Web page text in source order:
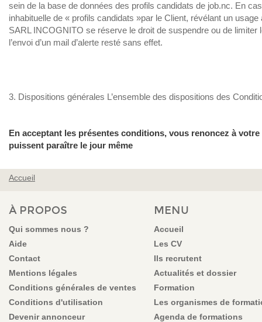
sein de la base de données des profils candidats de job.nc. En
inhabituelle de « profils candidats »par le Client, révélant un
SARL INCOGNITO se réserve le droit de suspendre ou de
l’envoi d’un mail d’alerte resté sans effet.
3. Dispositions générales L’ensemble des dispositions des
En acceptant les présentes conditions, vous renoncez à
puissent paraître le jour même
VOUS ÊTES ICI
Accueil
À PROPOS
Qui sommes nous ?
Aide
Contact
Mentions légales
Conditions générales de ventes
Conditions d'utilisation
Devenir annonceur
MENU
Accueil
Les CV
Ils recrutent
Actualités et dossier
Formation
Les organismes de
Agenda de formations